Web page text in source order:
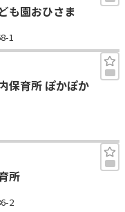
も園おひさま
1
保育所 ぽかぽか
所
2